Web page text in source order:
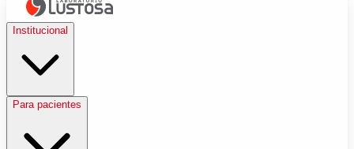
Institucional
Para pacientes